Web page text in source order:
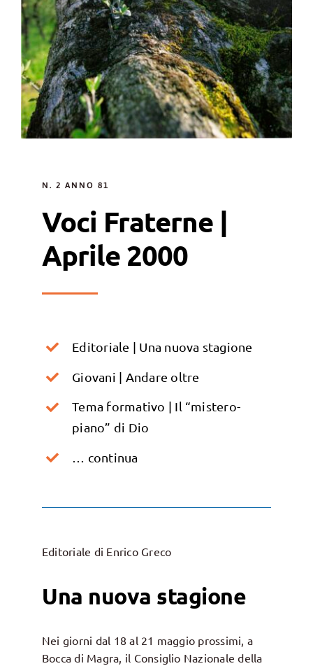
N. 2 ANNO 81
Voci Fraterne |
Aprile 2000
Editoriale | Una nuova stagione
Giovani | Andare oltre
Tema formativo | Il “mistero-
piano” di Dio
… continua
Editoriale di Enrico Greco
Una nuova stagione
Nei giorni dal 18 al 21 maggio prossimi, a
Bocca di Magra, il Consiglio Nazionale della